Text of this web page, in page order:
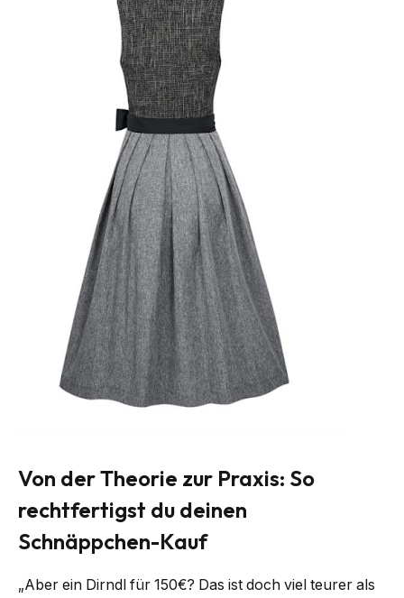
Von der Theorie zur Praxis: So
rechtfertigst du deinen
Schnäppchen-Kauf
„Aber ein Dirndl für 150€? Das ist doch viel teurer als